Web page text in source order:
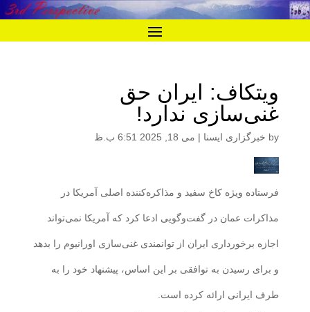
ویتکاف: ایران حق
غنی‌سازی ندارد!
by خبرگزاری ایسنا | می 18, 2025 6:51 ب.ظ
فرستاده ویژه کاخ سفید و مذاکره‌کننده اصلی آمریکا در
مذاکرات عمان در گفت‌وگویی ادعا کرد که آمریکا نمی‌تواند
اجازه برخورداری ایران از توانمندی غنی‌سازی اورانیوم را بدهد
و برای رسیدن به توافقی بر این اساس، پیشنهاد خود را به
طرف ایرانی ارائه کرده است.